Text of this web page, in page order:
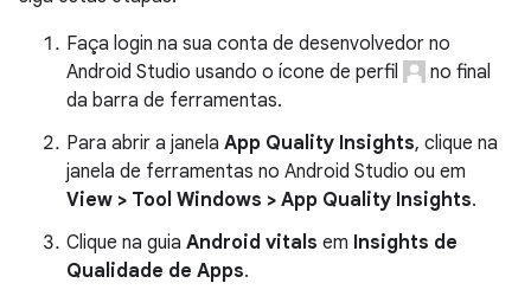
Faça login na sua conta de desenvolvedor no
Android Studio usando o ícone de perfil
no final
da barra de ferramentas.
Para abrir a janela App Quality Insights, clique na
janela de ferramentas no Android Studio ou em
View > Tool Windows > App Quality Insights.
Clique na guia Android vitals em Insights de
Qualidade de Apps.